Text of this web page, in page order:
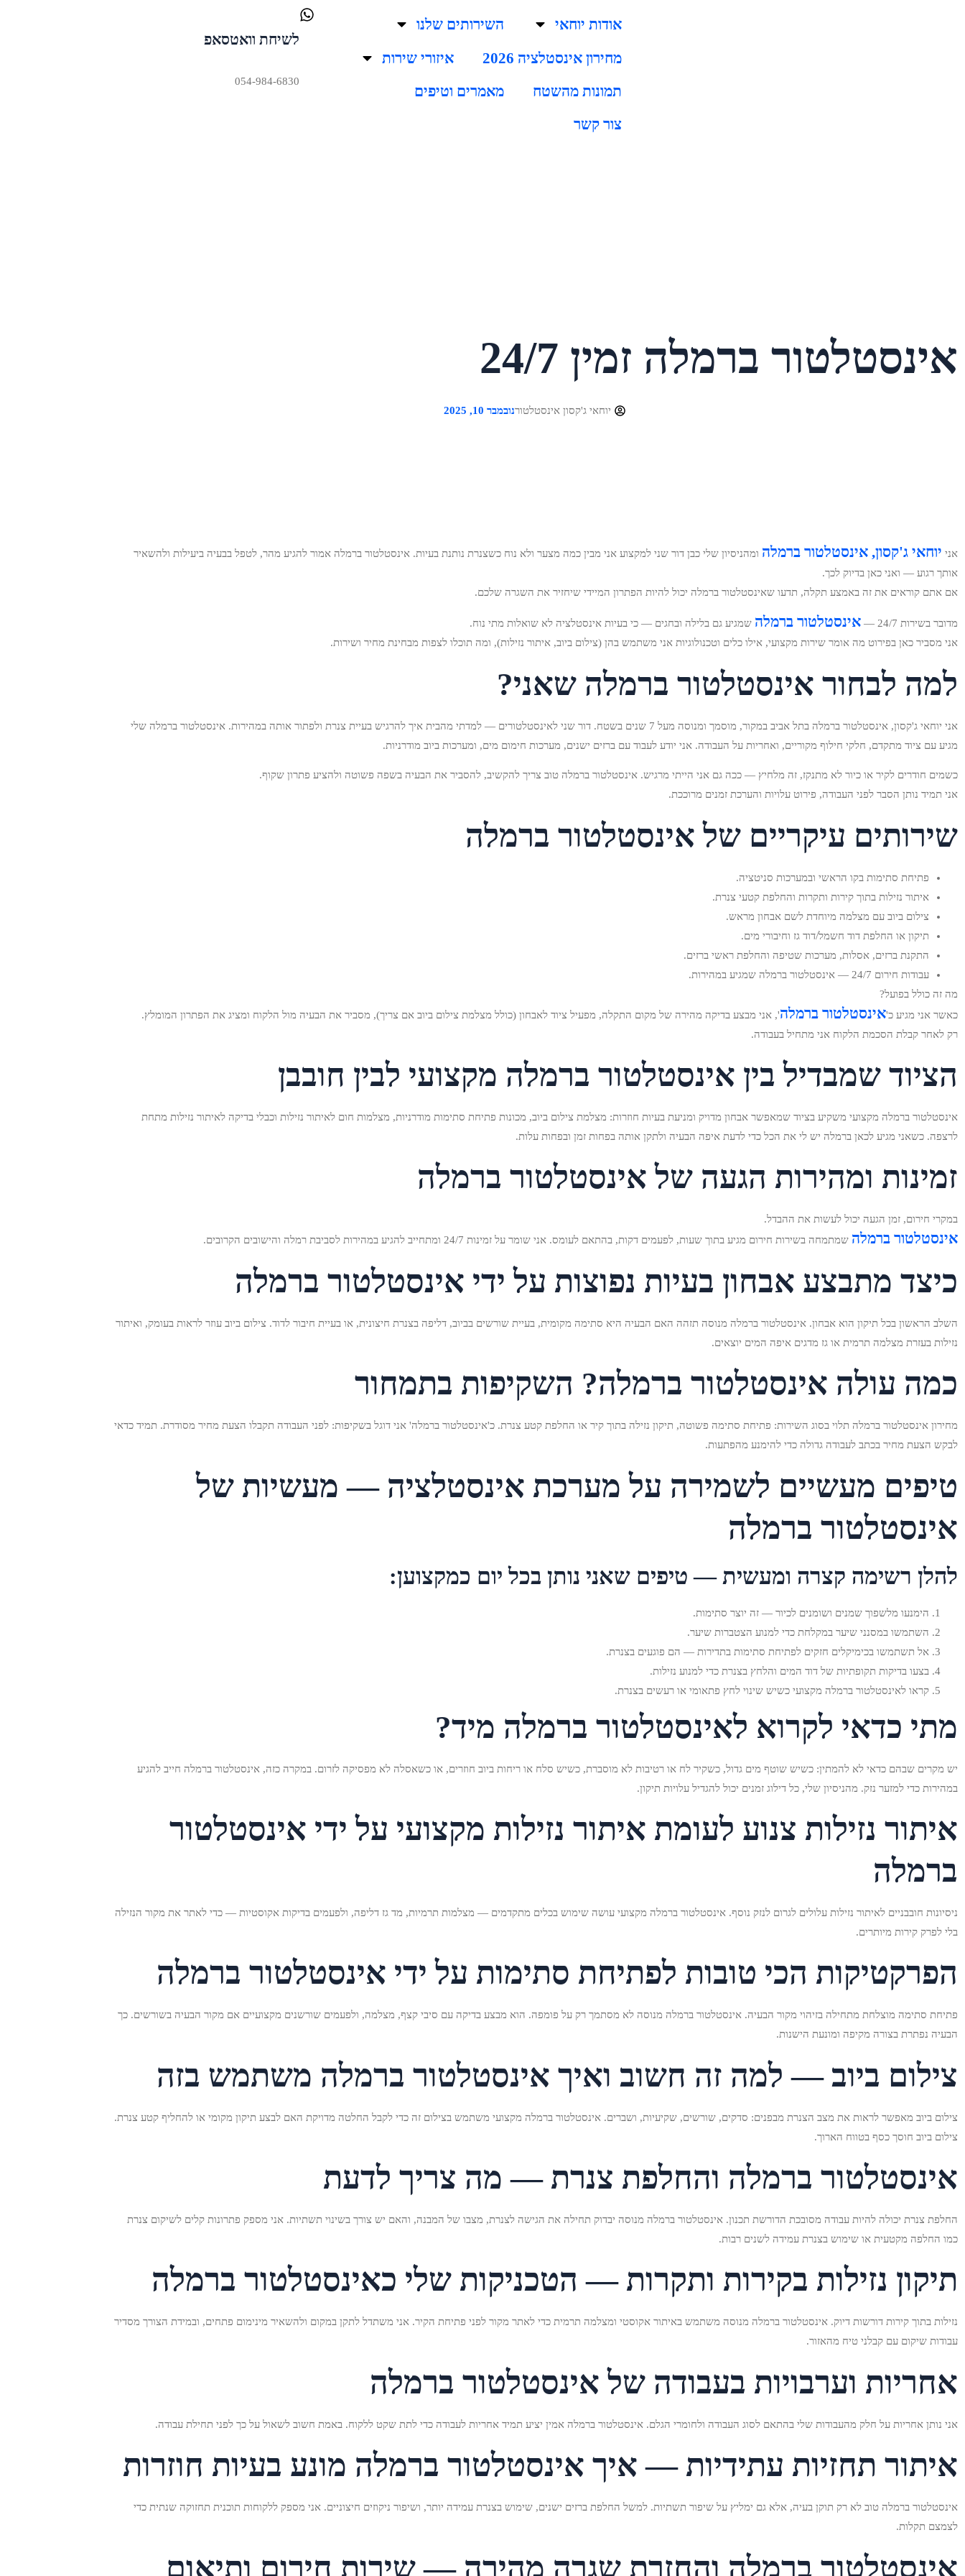
אודות יוחאי
השירותים שלנו
מחירון אינסטלציה 2026
איזורי שירות
תמונות מהשטח
מאמרים וטיפים
צור קשר
לשיחת וואטסאפ
054-984-6830
אינסטלטור ברמלה זמין 24/7
יוחאי ג'קסון אינסטלטורנובמבר 10, 2025
אני יוחאי ג'קסון, אינסטלטור ברמלה ומהניסיון שלי כבן דור שני למקצוע אני מבין כמה מצער ולא נוח כשצנרת נותנת בעיות. אינסטלטור ברמלה אמור להגיע מהר, לטפל בבעיה ביעילות ולהשאיר
אותך רגוע — ואני כאן בדיוק לכך.
אם אתם קוראים את זה באמצע תקלה, תדעו שאינסטלטור ברמלה יכול להיות הפתרון המיידי שיחזיר את השגרה שלכם.
מדובר בשירות 24/7 — אינסטלטור ברמלה שמגיע גם בלילה ובחגים — כי בעיות אינסטלציה לא שואלות מתי נוח.
אני מסביר כאן בפירוט מה אומר שירות מקצועי, אילו כלים וטכנולוגיות אני משתמש בהן (צילום ביוב, איתור נזילות), ומה תוכלו לצפות מבחינת מחיר ושירות.
למה לבחור אינסטלטור ברמלה שאני?
אני יוחאי ג'קסון, אינסטלטור ברמלה בתל אביב במקור, מוסמך ומנוסה מעל 7 שנים בשטח. דור שני לאינסטלטורים — למדתי מהבית איך להרגיש בעיית צנרת ולפתור אותה במהירות. אינסטלטור ברמלה שלי
מגיע עם ציוד מתקדם, חלקי חילוף מקוריים, ואחריות על העבודה. אני יודע לעבוד עם ברזים ישנים, מערכות חימום מים, ומערכות ביוב מודרניות.
כשמים חודרים לקיר או כיור לא מתנקז, זה מלחיץ — ככה גם אני הייתי מרגיש. אינסטלטור ברמלה טוב צריך להקשיב, להסביר את הבעיה בשפה פשוטה ולהציע פתרון שקוף.
אני תמיד נותן הסבר לפני העבודה, פירוט עלויות והערכת זמנים מרוככת.
שירותים עיקריים של אינסטלטור ברמלה
פתיחת סתימות בקו הראשי ובמערכות סניטציה.
איתור נזילות בתוך קירות ותקרות והחלפת קטעי צנרת.
צילום ביוב עם מצלמה מיוחדת לשם אבחון מראש.
תיקון או החלפת דוד חשמל/דוד גז וחיבורי מים.
התקנת ברזים, אסלות, מערכות שטיפה והחלפת ראשי ברזים.
עבודות חירום 24/7 — אינסטלטור ברמלה שמגיע במהירות.
מה זה כולל בפועל?
כאשר אני מגיע כ'אינסטלטור ברמלה', אני מבצע בדיקה מהירה של מקום התקלה, מפעיל ציוד לאבחון (כולל מצלמת צילום ביוב אם צריך), מסביר את הבעיה מול הלקוח ומציג את הפתרון המומלץ.
רק לאחר קבלת הסכמת הלקוח אני מתחיל בעבודה.
הציוד שמבדיל בין אינסטלטור ברמלה מקצועי לבין חובבן
אינסטלטור ברמלה מקצועי משקיע בציוד שמאפשר אבחון מדויק ומניעת בעיות חוזרות: מצלמת צילום ביוב, מכונות פתיחת סתימות מודרניות, מצלמות חום לאיתור נזילות וכבלי בדיקה לאיתור נזילות מתחת
לרצפה. כשאני מגיע לכאן ברמלה יש לי את הכל כדי לדעת איפה הבעיה ולתקן אותה בפחות זמן ובפחות עלות.
זמינות ומהירות הגעה של אינסטלטור ברמלה
במקרי חירום, זמן הגעה יכול לעשות את ההבדל.
אינסטלטור ברמלה שמתמחה בשירות חירום מגיע בתוך שעות, לפעמים דקות, בהתאם לעומס. אני שומר על זמינות 24/7 ומתחייב להגיע במהירות לסביבת רמלה והישובים הקרובים.
כיצד מתבצע אבחון בעיות נפוצות על ידי אינסטלטור ברמלה
השלב הראשון בכל תיקון הוא אבחון. אינסטלטור ברמלה מנוסה תזהה האם הבעיה היא סתימה מקומית, בעיית שורשים בביוב, דליפה בצנרת חיצונית, או בעיית חיבור לדוד. צילום ביוב עוזר לראות בעומק, ואיתור
נזילות בעזרת מצלמה תרמית או גז מדגים איפה המים יוצאים.
כמה עולה אינסטלטור ברמלה? השקיפות בתמחור
מחירון אינסטלטור ברמלה תלוי בסוג השירות: פתיחת סתימה פשוטה, תיקון נזילה בתוך קיר או החלפת קטע צנרת. כ'אינסטלטור ברמלה' אני דוגל בשקיפות: לפני העבודה תקבלו הצעת מחיר מסודרת. תמיד כדאי
לבקש הצעת מחיר בכתב לעבודה גדולה כדי להימנע מהפתעות.
טיפים מעשיים לשמירה על מערכת אינסטלציה — מעשיות של
אינסטלטור ברמלה
להלן רשימה קצרה ומעשית — טיפים שאני נותן בכל יום כמקצוען:
הימנעו מלשפוך שמנים ושומנים לכיור — זה יוצר סתימות.
השתמשו במסנני שיער במקלחת כדי למנוע הצטברות שיער.
אל תשתמשו בכימיקלים חזקים לפתיחת סתימות בתדירות — הם פוגעים בצנרת.
בצעו בדיקות תקופתיות של דוד המים והלחץ בצנרת כדי למנוע נזילות.
קראו לאינסטלטור ברמלה מקצועי כשיש שינוי לחץ פתאומי או רעשים בצנרת.
מתי כדאי לקרוא לאינסטלטור ברמלה מיד?
יש מקרים שבהם כדאי לא להמתין: כשיש שוטף מים גדול, כשקיר לח או רטיבות לא מוסברת, כשיש סלח או ריחות ביוב חוזרים, או כשאסלה לא מפסיקה לזרום. במקרה כזה, אינסטלטור ברמלה חייב להגיע
במהירות כדי למזער נזק. מהניסיון שלי, כל דילוג זמנים יכול להגדיל עלויות תיקון.
איתור נזילות צנוע לעומת איתור נזילות מקצועי על ידי אינסטלטור
ברמלה
ניסיונות חובבניים לאיתור נזילות עלולים לגרום לנזק נוסף. אינסטלטור ברמלה מקצועי עושה שימוש בכלים מתקדמים — מצלמות תרמיות, מד גז דליפה, ולפעמים בדיקות אקוסטיות — כדי לאתר את מקור הנזילה
בלי לפרק קירות מיותרים.
הפרקטיקות הכי טובות לפתיחת סתימות על ידי אינסטלטור ברמלה
פתיחת סתימה מוצלחת מתחילה בזיהוי מקור הבעיה. אינסטלטור ברמלה מנוסה לא מסתמך רק על פומפה. הוא מבצע בדיקה עם סיבי קצף, מצלמה, ולפעמים שורשנים מקצועיים אם מקור הבעיה בשורשים. כך
הבעיה נפתרת בצורה מקיפה ומונעת הישנות.
צילום ביוב — למה זה חשוב ואיך אינסטלטור ברמלה משתמש בזה
צילום ביוב מאפשר לראות את מצב הצנרת מבפנים: סדקים, שורשים, שקיעיות, ושברים. אינסטלטור ברמלה מקצועי משתמש בצילום זה כדי לקבל החלטה מדויקת האם לבצע תיקון מקומי או להחליף קטע צנרת.
צילום ביוב חוסך כסף בטווח הארוך.
אינסטלטור ברמלה והחלפת צנרת — מה צריך לדעת
החלפת צנרת יכולה להיות עבודה מסובכת הדורשת תכנון. אינסטלטור ברמלה מנוסה יבדוק תחילה את הגישה לצנרת, מצבו של המבנה, והאם יש צורך בשינוי תשתיות. אני מספק פתרונות קלים לשיקום צנרת
כמו החלפה מקטעית או שימוש בצנרת עמידה לשנים רבות.
תיקון נזילות בקירות ותקרות — הטכניקות שלי כאינסטלטור ברמלה
נזילות בתוך קירות דורשות דיוק. אינסטלטור ברמלה מנוסה משתמש באיתור אקוסטי ומצלמה תרמית כדי לאתר מקור לפני פתיחת הקיר. אני משתדל לתקן במקום ולהשאיר מינימום פתחים, ובמידת הצורך מסדיר
עבודות שיקום עם קבלני טיח מהאזור.
אחריות וערבויות בעבודה של אינסטלטור ברמלה
אני נותן אחריות על חלק מהעבודות שלי בהתאם לסוג העבודה ולחומרי הגלם. אינסטלטור ברמלה אמין יציע תמיד אחריות לעבודה כדי לתת שקט ללקוח. באמת חשוב לשאול על כך לפני תחילת עבודה.
איתור תחזיות עתידיות — איך אינסטלטור ברמלה מונע בעיות חוזרות
אינסטלטור ברמלה טוב לא רק תוקן בעיה, אלא גם ימליץ על שיפור תשתיות. למשל החלפת ברזים ישנים, שימוש בצנרת עמידה יותר, ושיפור ניקוזים חיצוניים. אני מספק ללקוחות תוכנית תחזוקה שנתית כדי
לצמצם תקלות.
אינסטלטור ברמלה והחזרת שגרה מהירה — שירות חירום ותיאום